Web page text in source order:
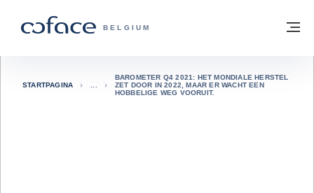
COFACE, FOR TRADE - GROEP
BELGIUM
Terug naar startpagina
STARTPAGINA
BAROMETER Q4 2021: HET MONDIALE HERSTEL
ZET DOOR IN 2022, MAAR ER WACHT EEN
HOBBELIGE WEG VOORUIT.